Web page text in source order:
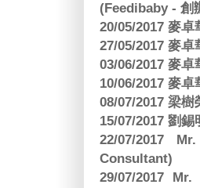
(Feedibaby - 創
20/05/2017 麥
27/05/2017 麥
03/06/2017 麥
10/06/2017 麥
08/07/2017 梁
15/07/2017 劉
22/07/2017
Consultant)
29/07/2017